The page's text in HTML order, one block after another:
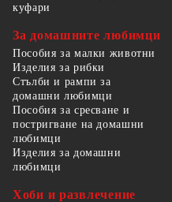
куфари
За домашните любимци
Пособия за малки животни
Изделия за рибки
Стълби и рампи за
домашни любимци
Пособия за сресване и
постригване на домашни
любимци
Изделия за домашни
любимци
Хоби и развлечение